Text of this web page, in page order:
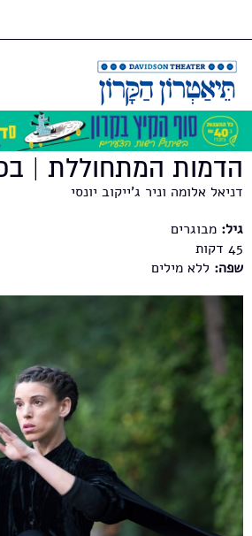
הדמות המתחוללת |
דניאל אלומה וניר ג'ייקוב יונסי
גיל: מבוגרים
45
שפה: ללא מילים